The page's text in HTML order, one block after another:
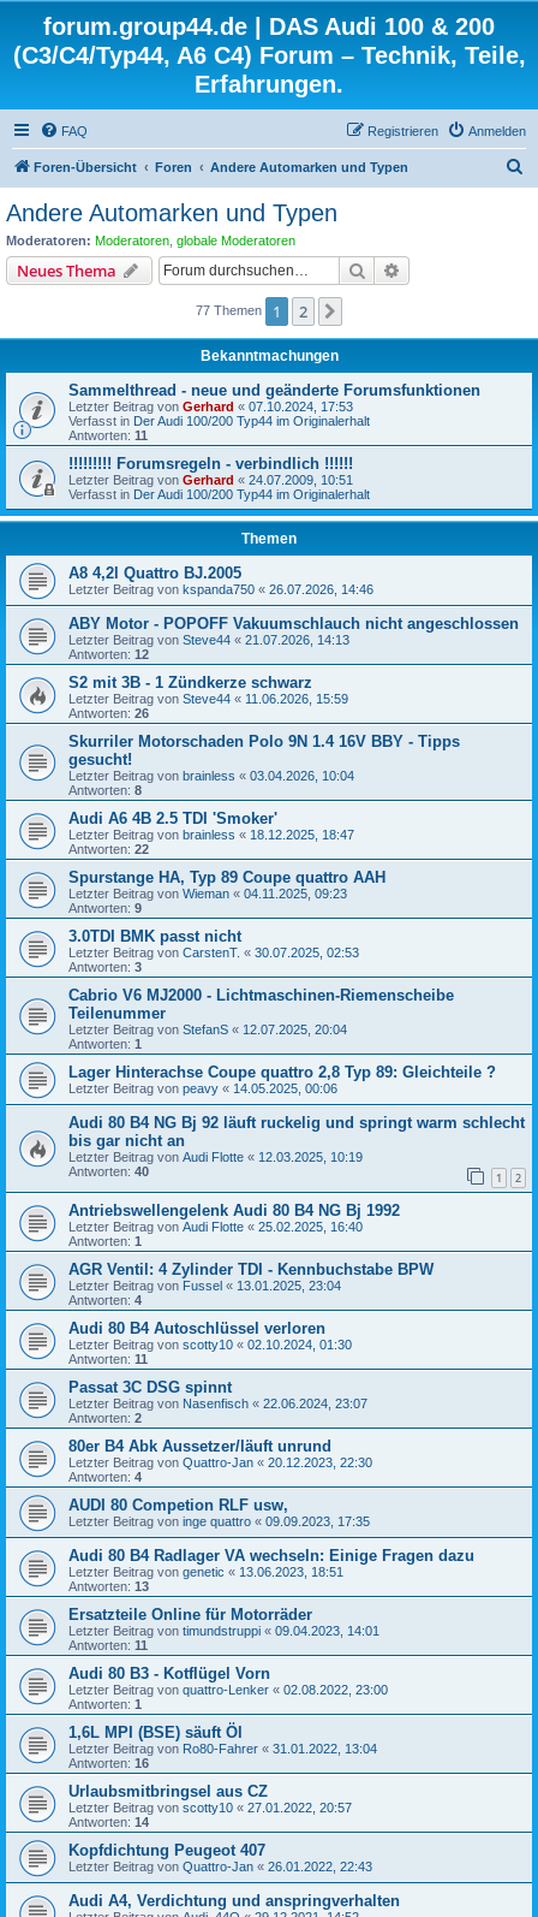
forum.group44.de | DAS Audi 100 & 200
(C3/C4/Typ44, A6 C4) Forum – Technik, Teile,
Erfahrungen.
FAQ Anmelden
Registrieren
Foren-Übersicht Foren Andere Automarken und Typen
Andere Automarken und Typen
Moderatoren: Moderatoren globale Moderatoren
Neues Thema Suche
77 Themen 1 2
Bekanntmachungen
Sammelthread - neue und geänderte Forumsfunktionen
Letzter Beitrag von Gerhard « 07.10.2024, 17:53
Verfasst in Der Audi 100/200 Typ44 im Originalerhalt
Antworten: 11
!!!!!!!!! Forumsregeln - verbindlich !!!!!!
Letzter Beitrag von Gerhard « 24.07.2009, 10:51
Verfasst in Der Audi 100/200 Typ44 im Originalerhalt
Themen
A8 4,2l Quattro BJ.2005
Letzter Beitrag von kspanda750 « 26.07.2026, 14:46
ABY Motor - POPOFF Vakuumschlauch nicht angeschlossen
Letzter Beitrag von Steve44 « 21.07.2026, 14:13
Antworten: 12
S2 mit 3B - 1 Zündkerze schwarz
Letzter Beitrag von Steve44 « 11.06.2026, 15:59
Antworten: 26
Skurriler Motorschaden Polo 9N 1.4 16V BBY - Tipps
gesucht!
Letzter Beitrag von brainless « 03.04.2026, 10:04
Antworten: 8
Audi A6 4B 2.5 TDI 'Smoker'
Letzter Beitrag von brainless « 18.12.2025, 18:47
Antworten: 22
Spurstange HA, Typ 89 Coupe quattro AAH
Letzter Beitrag von Wieman « 04.11.2025, 09:23
Antworten: 9
3.0TDI BMK passt nicht
Letzter Beitrag von CarstenT. « 30.07.2025, 02:53
Antworten: 3
Cabrio V6 MJ2000 - Lichtmaschinen-Riemenscheibe
Teilenummer
Letzter Beitrag von StefanS « 12.07.2025, 20:04
Antworten: 1
Lager Hinterachse Coupe quattro 2,8 Typ 89: Gleichteile ?
Letzter Beitrag von peavy « 14.05.2025, 00:06
Audi 80 B4 NG Bj 92 läuft ruckelig und springt warm schlecht
bis gar nicht an
Letzter Beitrag von Audi Flotte « 12.03.2025, 10:19
Antworten: 40 1 2
Antriebswellengelenk Audi 80 B4 NG Bj 1992
Letzter Beitrag von Audi Flotte « 25.02.2025, 16:40
Antworten: 1
AGR Ventil: 4 Zylinder TDI - Kennbuchstabe BPW
Letzter Beitrag von Fussel « 13.01.2025, 23:04
Antworten: 4
Audi 80 B4 Autoschlüssel verloren
Letzter Beitrag von scotty10 « 02.10.2024, 01:30
Antworten: 11
Passat 3C DSG spinnt
Letzter Beitrag von Nasenfisch « 22.06.2024, 23:07
Antworten: 2
80er B4 Abk Aussetzer/läuft unrund
Letzter Beitrag von Quattro-Jan « 20.12.2023, 22:30
Antworten: 4
AUDI 80 Competion RLF usw,
Letzter Beitrag von inge quattro « 09.09.2023, 17:35
Audi 80 B4 Radlager VA wechseln: Einige Fragen dazu
Letzter Beitrag von genetic « 13.06.2023, 18:51
Antworten: 13
Ersatzteile Online für Motorräder
Letzter Beitrag von timundstruppi « 09.04.2023, 14:01
Antworten: 11
Audi 80 B3 - Kotflügel Vorn
Letzter Beitrag von quattro-Lenker « 02.08.2022, 23:00
Antworten: 1
1,6L MPI (BSE) säuft Öl
Letzter Beitrag von Ro80-Fahrer « 31.01.2022, 13:04
Antworten: 16
Urlaubsmitbringsel aus CZ
Letzter Beitrag von scotty10 « 27.01.2022, 20:57
Antworten: 14
Kopfdichtung Peugeot 407
Letzter Beitrag von Quattro-Jan « 26.01.2022, 22:43
Audi A4, Verdichtung und anspringverhalten